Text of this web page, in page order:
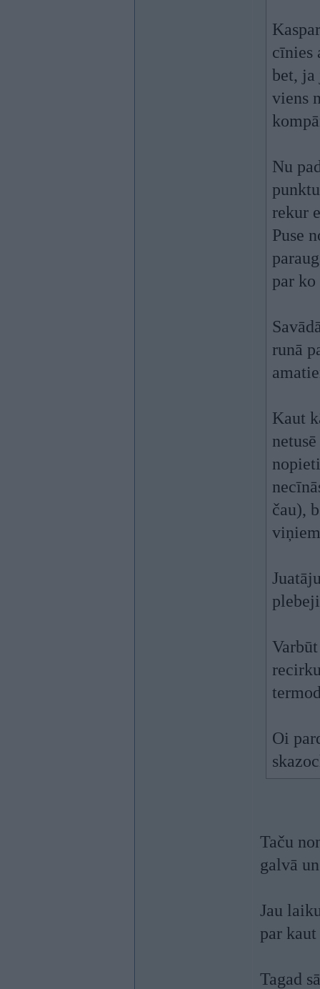
cīnies
bet, ja
viens
Nu
rekur
Puse
par
runā
Kaut
čau),
Oi
Taču
galvā
Jau
par
Tagad